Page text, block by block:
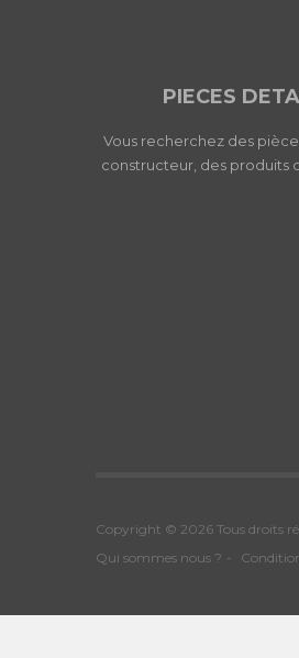
PIECES
Vous recherchez des
constructeur, des produits
Copyright © 2026 Tous droits
Qui sommes nous ?